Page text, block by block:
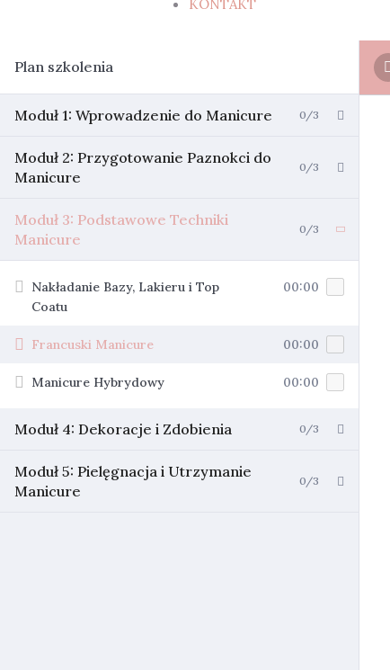
KONTAKT
Plan szkolenia
Moduł 1: Wprowadzenie do Manicure 0/3
Moduł 2: Przygotowanie Paznokci do
Manicure
0/3
Moduł 3: Podstawowe Techniki
Manicure
0/3
Nakładanie Bazy, Lakieru i Top
Coatu
00:00
Francuski Manicure 00:00
Manicure Hybrydowy 00:00
Moduł 4: Dekoracje i Zdobienia 0/3
Moduł 5: Pielęgnacja i Utrzymanie
Manicure
0/3